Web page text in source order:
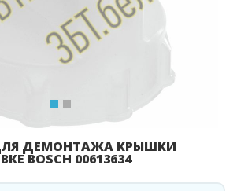
ДЕМОНТАЖА КРЫШКИ
BOSCH 00613634